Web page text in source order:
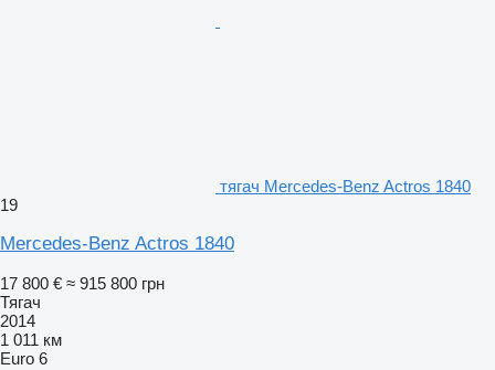
тягач Mercedes-Benz Actros 1840
19
Mercedes-Benz Actros 1840
17 800 € ≈ 915 800 грн
Тягач
2014
1 011 км
Euro 6